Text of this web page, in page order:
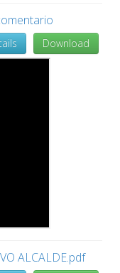
Download
ALCALDE.pdf